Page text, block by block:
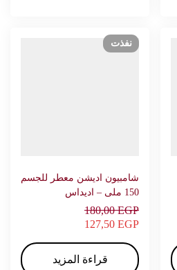
نفذت
شامبيون اديشن معطر للجسم
150 ملى – اديداس
180,00EGP
127,50 EGP
قراءة المزيد